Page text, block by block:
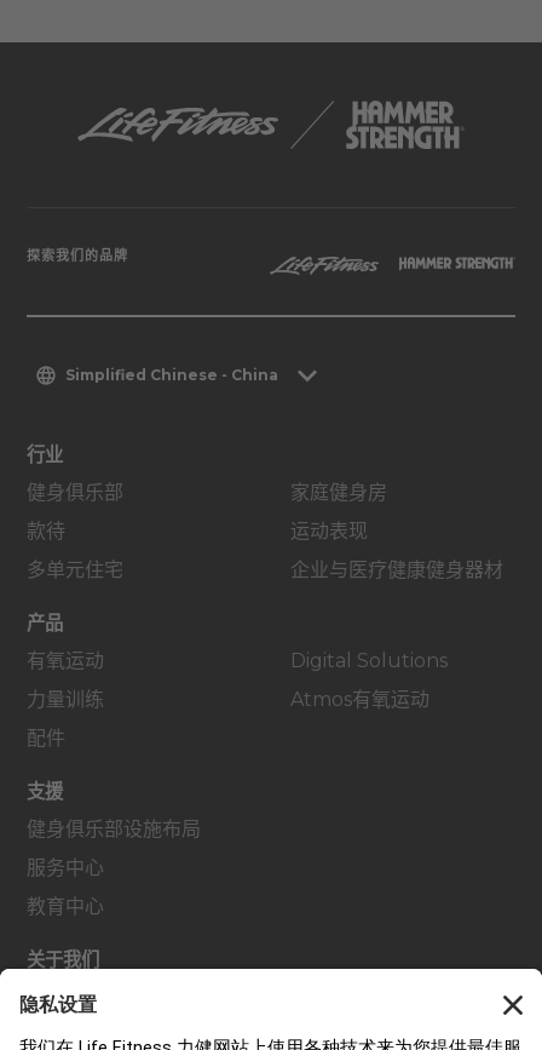
探索我们的品牌
Simplified Chinese - China
行业
健身俱乐部
款待
多单元住宅
家庭健身房
运动表现
企业与医疗健康健身器材
产品
有氧运动
力量训练
配件
Digital Solutions
Atmos有氧运动
支援
健身俱乐部设施布局
服务中心
教育中心
关于我们
查找经销商
查找门店